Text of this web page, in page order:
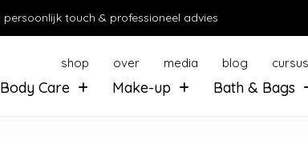
persoonlijk touch & professioneel advies
shop over media blog
Body Care Make-up Bath & Bags